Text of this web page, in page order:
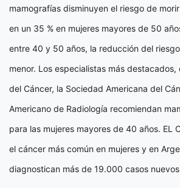
mamografías disminuyen el riesgo de
en un 35 % en mujeres mayores de 50
entre 40 y 50 años, la reducción del
menor. Los especialistas más
del Cáncer, la Sociedad Americana del
Americano de Radiología recomiendan
para las mujeres mayores de 40 años. EL
el cáncer más común en mujeres y en
diagnostican más de 19.000 casos